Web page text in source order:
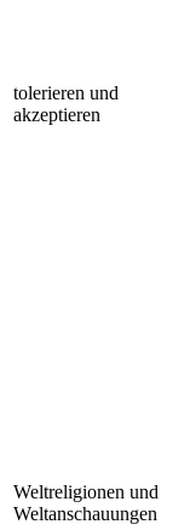
tolerieren und
akzeptieren
Weltreligionen und
Weltanschauungen